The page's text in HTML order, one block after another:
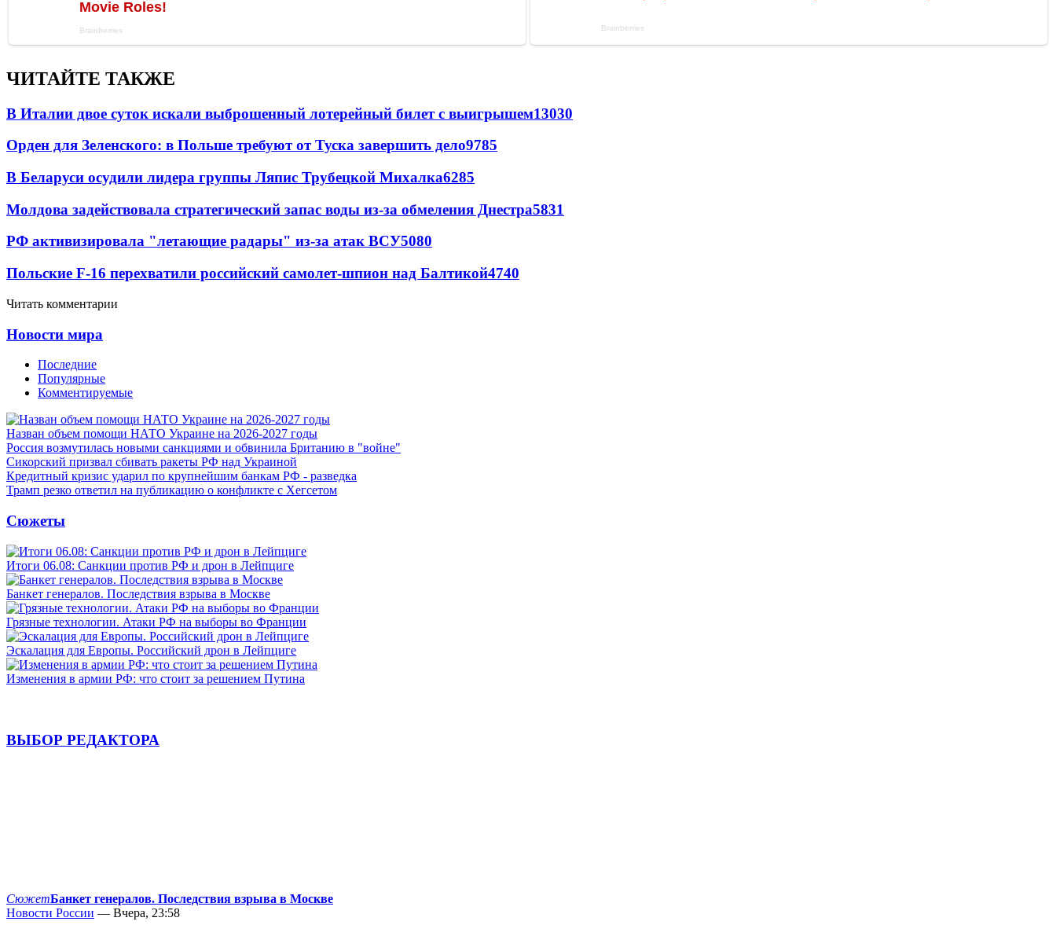
ЧИТАЙТЕ ТАКЖЕ
В Италии двое суток искали выброшенный лотерейный билет с выигрышем13030
Орден для Зеленского: в Польше требуют от Туска завершить дело9785
В Беларуси осудили лидера группы Ляпис Трубецкой Михалка6285
Молдова задействовала стратегический запас воды из-за обмеления Днестра5831
РФ активизировала "летающие радары" из-за атак ВСУ5080
Польские F-16 перехватили российский самолет-шпион над Балтикой4740
Читать комментарии
Новости мира
Последние
Популярные
Комментируемые
Назван объем помощи НАТО Украине на 2026-2027 годы
Россия возмутилась новыми санкциями и обвинила Британию в "войне"
Сикорский призвал сбивать ракеты РФ над Украиной
Кредитный кризис ударил по крупнейшим банкам РФ - разведка
Трамп резко ответил на публикацию о конфликте с Хегсетом
Сюжеты
Итоги 06.08: Санкции против РФ и дрон в Лейпциге
Банкет генералов. Последствия взрыва в Москве
Грязные технологии. Атаки РФ на выборы во Франции
Эскалация для Европы. Российский дрон в Лейпциге
Изменения в армии РФ: что стоит за решением Путина
ВЫБОР РЕДАКТОРА
СюжетБанкет генералов. Последствия взрыва в Москве
Новости России — Вчера, 23:58